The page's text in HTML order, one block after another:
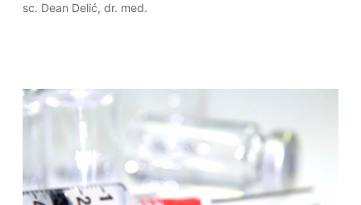
sc. Dean Delić, dr. med.